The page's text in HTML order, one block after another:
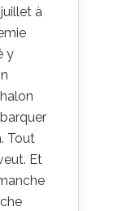
à
y
Tout
Et